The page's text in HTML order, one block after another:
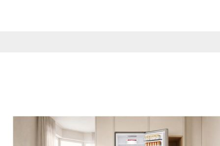
presentación del
existencia de estas